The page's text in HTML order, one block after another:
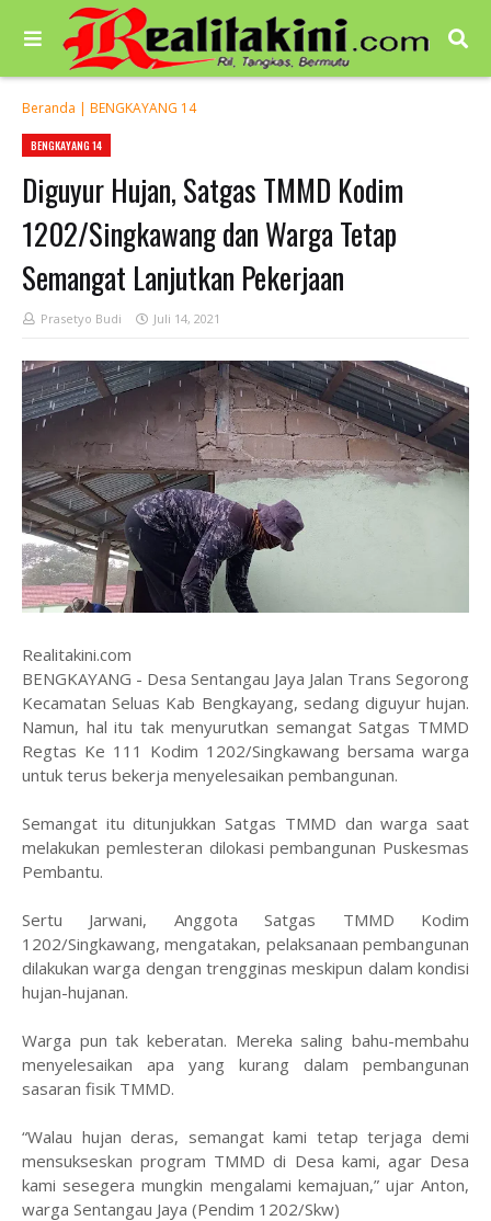
Beranda | BENGKAYANG 14
BENGKAYANG 14
Diguyur Hujan, Satgas TMMD Kodim
1202/Singkawang dan Warga Tetap
Semangat Lanjutkan Pekerjaan
Prasetyo Budi Juli 14, 2021
Realitakini.com
BENGKAYANG - Desa Sentangau Jaya Jalan Trans Segorong
Kecamatan Seluas Kab Bengkayang, sedang diguyur hujan.
Namun, hal itu tak menyurutkan semangat Satgas TMMD
Regtas Ke 111 Kodim 1202/Singkawang bersama warga
untuk terus bekerja menyelesaikan pembangunan.
Semangat itu ditunjukkan Satgas TMMD dan warga saat
melakukan pemlesteran dilokasi pembangunan Puskesmas
Pembantu.
Sertu Jarwani, Anggota Satgas TMMD Kodim
1202/Singkawang, mengatakan, pelaksanaan pembangunan
dilakukan warga dengan trengginas meskipun dalam kondisi
hujan-hujanan.
Warga pun tak keberatan. Mereka saling bahu-membahu
menyelesaikan apa yang kurang dalam pembangunan
sasaran fisik TMMD.
“Walau hujan deras, semangat kami tetap terjaga demi
mensukseskan program TMMD di Desa kami, agar Desa
kami sesegera mungkin mengalami kemajuan,” ujar Anton,
warga Sentangau Jaya (Pendim 1202/Skw)